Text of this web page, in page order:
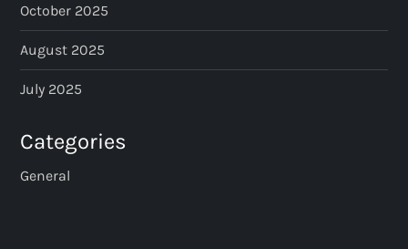
g
i
n
a
t
October 2025
August 2025
July 2025
Categories
General